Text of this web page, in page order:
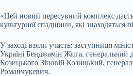
«Цей новий пересувний комплекс дасть
культурної спадщини, які знаходяться
У заході взяли участь: заступниця
Україні Бенджамін Жига,
Козицького Зіновій Козицький,
Романчукевич.